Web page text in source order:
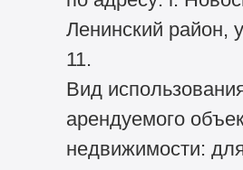
Ленинский район,
11.
Вид
арендуемого
недвижимости: